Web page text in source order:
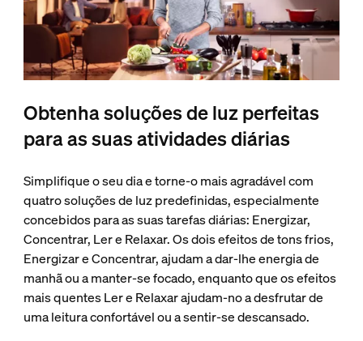
Obtenha soluções de luz perfeitas
para as suas atividades diárias
Simplifique o seu dia e torne-o mais agradável com
quatro soluções de luz predefinidas, especialmente
concebidos para as suas tarefas diárias: Energizar,
Concentrar, Ler e Relaxar. Os dois efeitos de tons frios,
Energizar e Concentrar, ajudam a dar-lhe energia de
manhã ou a manter-se focado, enquanto que os efeitos
mais quentes Ler e Relaxar ajudam-no a desfrutar de
uma leitura confortável ou a sentir-se descansado.